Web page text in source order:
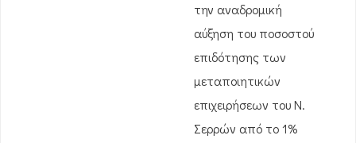
την αναδρομική
αύξηση του ποσοστού
επιδότησης των
μεταποιητικών
επιχειρήσεων του Ν.
Σερρών από το 1%